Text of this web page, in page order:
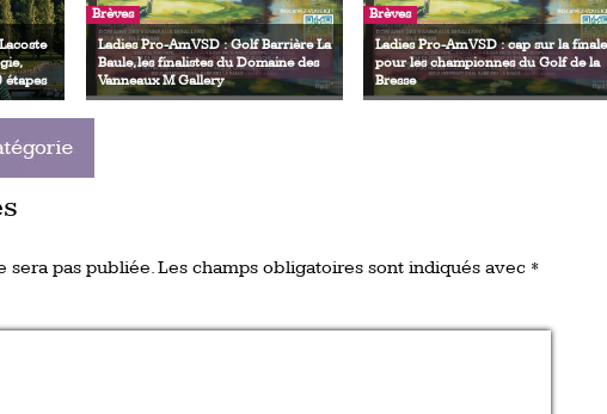
étapes
Brèves
Ladies Pro-Am VSD : Golf Barrière La
Baule, les finalistes du Domaine des
Vanneaux M Gallery
Brèves
Ladies Pro-Am VSD : cap sur la finale
pour les championnes du Golf de la
Bresse
sera pas publiée.Les champs obligatoires sont indiqués avec *